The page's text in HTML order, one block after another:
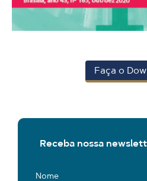
Faça o
Receba nossa